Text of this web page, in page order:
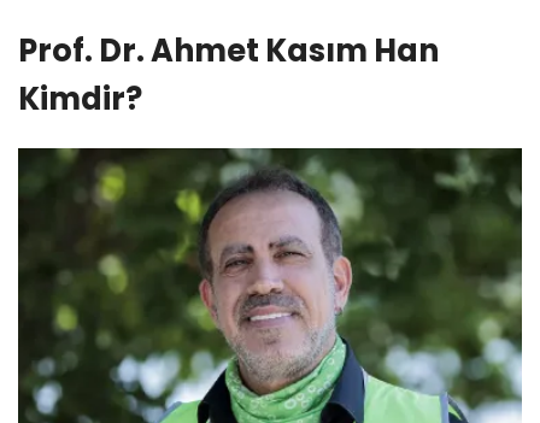
Prof. Dr. Ahmet Kasım Han
Kimdir?